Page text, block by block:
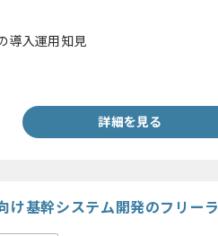
導入運用知見
詳細を見る
け基幹システム開発のフリー